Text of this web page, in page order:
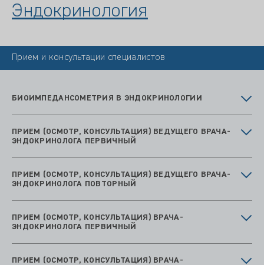
Эндокринология
Прием и консультации специалистов
БИОИМПЕДАНСОМЕТРИЯ В ЭНДОКРИНОЛОГИИ
ПРИЕМ (ОСМОТР, КОНСУЛЬТАЦИЯ) ВЕДУЩЕГО ВРАЧА-
ЭНДОКРИНОЛОГА ПЕРВИЧНЫЙ
ПРИЕМ (ОСМОТР, КОНСУЛЬТАЦИЯ) ВЕДУЩЕГО ВРАЧА-
ЭНДОКРИНОЛОГА ПОВТОРНЫЙ
ПРИЕМ (ОСМОТР, КОНСУЛЬТАЦИЯ) ВРАЧА-
ЭНДОКРИНОЛОГА ПЕРВИЧНЫЙ
ПРИЕМ (ОСМОТР, КОНСУЛЬТАЦИЯ) ВРАЧА-